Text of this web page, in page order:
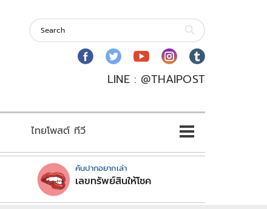
LINE : @THAIPOST
ไทยโพสต์ ทีวี
คันปากอยากเล่า
เลขทรัพย์สินให้โชค